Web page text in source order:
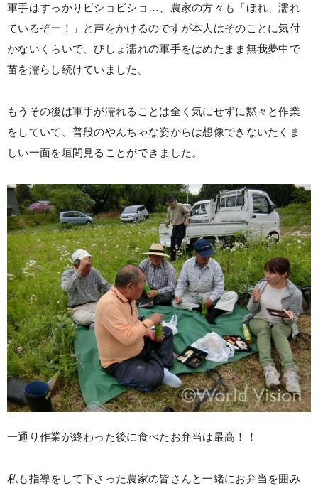
軍手はすっかりビショビショ…、農家の方々も「ほれ、濡れ
ているぞー！」と声をかけるのですが本人はそのことに気付
かないくらいで、びしょ濡れの軍手をはめたまま無我夢中で
苗を濡らし続けていました。
もうその後は軍手が濡れることは全く気にせずに黙々と作業
をしていて、普段のやんちゃな姿からは想像できないたくま
しい一面を垣間見ることができました。
一通り作業が終わった後に食べたお弁当は最高！！
私も指導をして下さった農家の皆さんと一緒にお弁当を囲み